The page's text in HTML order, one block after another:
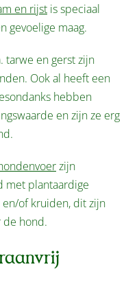
en rijst is speciaal
gevoelige maag.
tarwe en gerst zijn
Ook al heeft een
hebben
en zijn ze erg
zijn
met plantaardige
of kruiden, dit zijn
de hond.